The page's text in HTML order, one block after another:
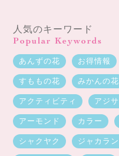
人気のキーワード
Popular Keywords
あんずの花 お得情報
すももの花 みかんの花
アクティビティ アジ
アーモンド カラー
シャクヤク ジャカラ